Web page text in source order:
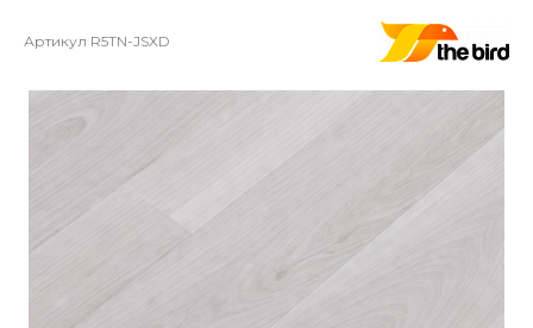
Артикул R5TN-JSXD